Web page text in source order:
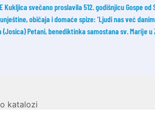
Kukljica svečano proslavila 512. godišnjicu Gospe
običaja i domaće spize: ‘Ljudi nas već
(Josica) Petani, benediktinka samostana sv. Marije u